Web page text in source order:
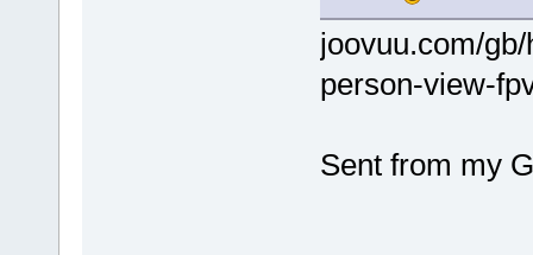
joovuu.com/
person-view-
Sent from my